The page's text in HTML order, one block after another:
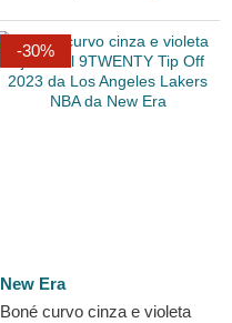
-30%
New Era
Boné curvo cinza e violeta